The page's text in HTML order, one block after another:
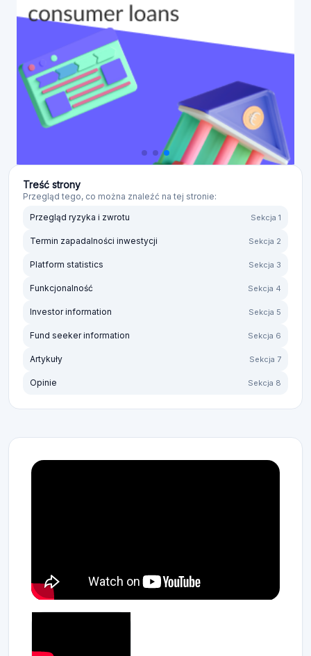
Treść strony
Przegląd tego, co można znaleźć na tej stronie:
Przegląd ryzyka i zwrotu
Sekcja 1
Termin zapadalności inwestycji Sekcja 2
Platform statistics Sekcja 3
Funkcjonalność Sekcja 4
Investor information Sekcja 5
Fund seeker information Sekcja 6
Artykuły Sekcja 7
Opinie Sekcja 8